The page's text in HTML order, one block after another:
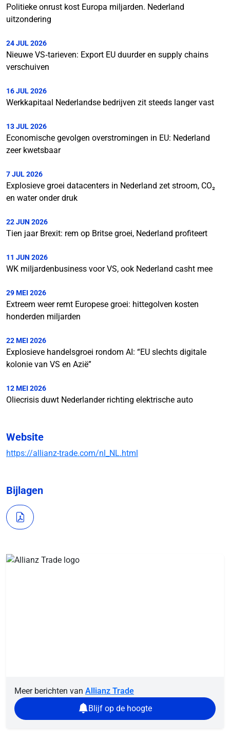
Politieke onrust kost Europa miljarden. Nederland
uitzondering
24 JUL 2026
Nieuwe VS‑tarieven: Export EU duurder en supply chains
verschuiven
16 JUL 2026
Werkkapitaal Nederlandse bedrijven zit steeds langer vast
13 JUL 2026
Economische gevolgen overstromingen in EU: Nederland
zeer kwetsbaar
7 JUL 2026
Explosieve groei datacenters in Nederland zet stroom, CO₂
en water onder druk
22 JUN 2026
Tien jaar Brexit: rem op Britse groei, Nederland profiteert
11 JUN 2026
WK miljardenbusiness voor VS, ook Nederland casht mee
29 MEI 2026
Extreem weer remt Europese groei: hittegolven kosten
honderden miljarden
22 MEI 2026
Explosieve handelsgroei rondom AI: “EU slechts digitale
kolonie van VS en Azië”
12 MEI 2026
Oliecrisis duwt Nederlander richting elektrische auto
Website
https://allianz-trade.com/nl_NL.html
Bijlagen
Meer berichten van Allianz Trade
Blijf op de hoogte